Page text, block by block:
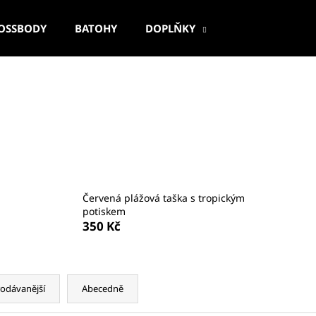
BATOHY DOPLŇKY
Červená plážová taška s tropickým
potiskem
350 Kč
Abecedně
Doporučujeme